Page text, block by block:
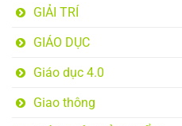
GIẢI TRÍ
GIÁO DỤC
Giáo dục 4.0
Giao thông